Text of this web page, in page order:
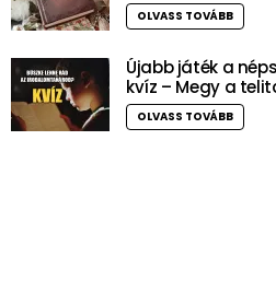
OLVASS TOVÁBB
Újabb játék a
kvíz – Megy a
OLVASS TOVÁBB